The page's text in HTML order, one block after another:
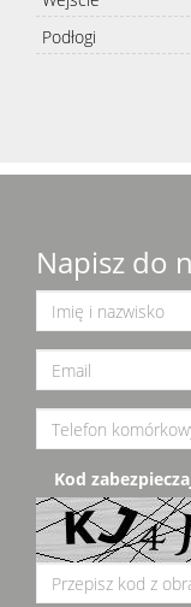
Podłogi
Napisz do
Kod